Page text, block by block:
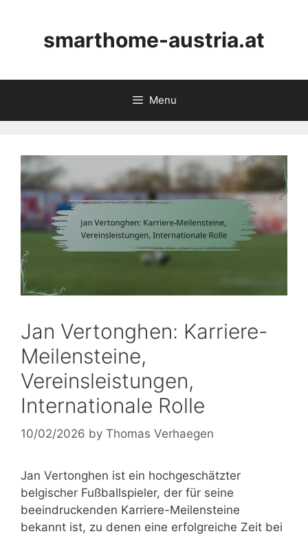
smarthome-austria.at
Menu
Jan Vertonghen: Karriere-
Meilensteine,
Vereinsleistungen,
Internationale Rolle
10/02/2026 by Thomas Verhaegen
Jan Vertonghen ist ein hochgeschätzter
belgischer Fußballspieler, der für seine
beeindruckenden Karriere-Meilensteine
bekannt ist, zu denen eine erfolgreiche Zeit bei